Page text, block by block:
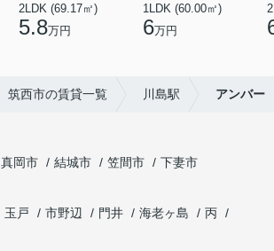
2LDK (69.17㎡)
5.8万円
1LDK (60.00㎡)
6万円
筑西市の賃貸一覧 川島駅 アンバー
真岡市 結城市 笠間市
下妻市
玉戸 市野辺 門井 海老ヶ島
丙